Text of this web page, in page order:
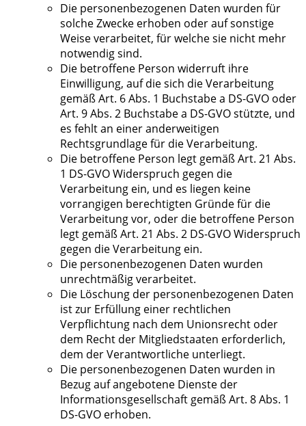
Die personenbezogenen Daten wurden für
solche Zwecke erhoben oder auf sonstige
Weise verarbeitet, für welche sie nicht mehr
notwendig sind.
Die betroffene Person widerruft ihre
Einwilligung, auf die sich die Verarbeitung
gemäß Art. 6 Abs. 1 Buchstabe a DS-GVO oder
Art. 9 Abs. 2 Buchstabe a DS-GVO stützte, und
es fehlt an einer anderweitigen
Rechtsgrundlage für die Verarbeitung.
Die betroffene Person legt gemäß Art. 21 Abs.
1 DS-GVO Widerspruch gegen die
Verarbeitung ein, und es liegen keine
vorrangigen berechtigten Gründe für die
Verarbeitung vor, oder die betroffene Person
legt gemäß Art. 21 Abs. 2 DS-GVO Widerspruch
gegen die Verarbeitung ein.
Die personenbezogenen Daten wurden
unrechtmäßig verarbeitet.
Die Löschung der personenbezogenen Daten
ist zur Erfüllung einer rechtlichen
Verpflichtung nach dem Unionsrecht oder
dem Recht der Mitgliedstaaten erforderlich,
dem der Verantwortliche unterliegt.
Die personenbezogenen Daten wurden in
Bezug auf angebotene Dienste der
Informationsgesellschaft gemäß Art. 8 Abs. 1
DS-GVO erhoben.